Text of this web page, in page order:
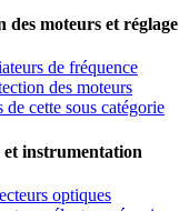
des moteurs et réglage
de fréquence
des moteurs
de cette sous catégorie
et instrumentation
optiques